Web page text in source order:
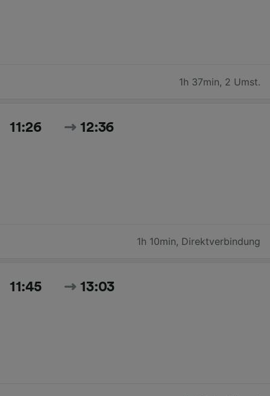
1h 37min, 2 Umst.
11:26 12:36
1h 10min, Direktverbindung
11:45 13:03